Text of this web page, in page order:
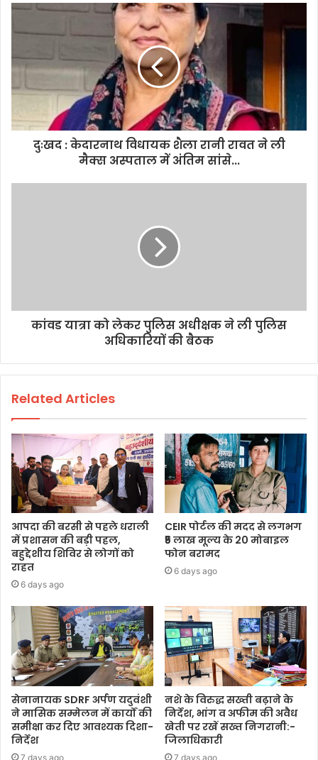
दुःखद : केदारनाथ विधायक शैला रानी रावत ने ली
मैक्स अस्पताल में अंतिम सांसे...
कांवड यात्रा को लेकर पुलिस अधीक्षक ने ली पुलिस
अधिकारियों की बैठक
Related Articles
आपदा की बरसी से पहले धराली
में प्रशासन की बड़ी पहल,
बहुद्देशीय शिविर से लोगों को
राहत
6 days ago
CEIR पोर्टल की मदद से लगभग
₹5 लाख मूल्य के 20 मोबाइल
फोन बरामद
6 days ago
सेनानायक SDRF अर्पण यदुवंशी
ने मासिक सम्मेलन में कार्यों की
समीक्षा कर दिए आवश्यक दिशा-
निर्देश
7 days ago
नशे के विरुद्ध सख्ती बढ़ाने के
निर्देश, भांग व अफीम की अवैध
खेती पर रखें सख्त निगरानी:-
जिलाधिकारी
7 days ago